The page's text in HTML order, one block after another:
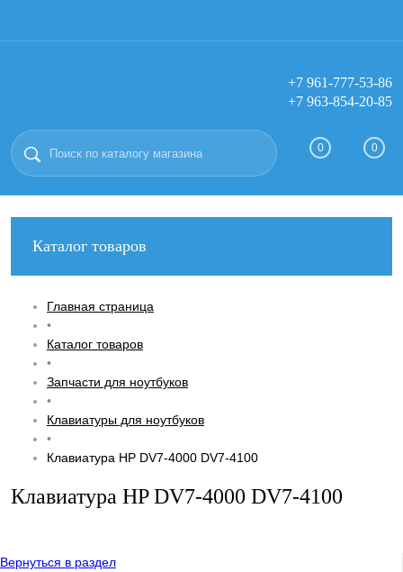
Вход Регистрация
+7 961-777-53-86
+7 963-854-20-85
0 0
Каталог товаров
Главная страница
•
Каталог товаров
•
Запчасти для ноутбуков
•
Клавиатуры для ноутбуков
•
Клавиатура HP DV7-4000 DV7-4100
Клавиатура HP DV7-4000 DV7-4100
Вернуться в раздел